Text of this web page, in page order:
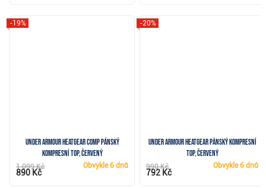
Under Armour HeatGear Comp pánský
kompresní top, červený
-19%
Obvykle6 dnů
1 099 Kč
890 Kč
Under Armour HeatGear pánský kompresní
top, červený
-20%
Obvykle6 dnů
990 Kč
792 Kč